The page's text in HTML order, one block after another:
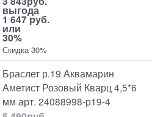
выгода
1 647 руб.
или
30%
Скидка 30%
Браслет р.19 Аквамарин
Аметист Розовый Кварц 4,5*6
мм арт. 24088998-р19-4